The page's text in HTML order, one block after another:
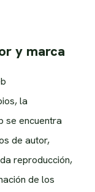
y marca
la
se encuentra
de autor,
reproducción,
de los